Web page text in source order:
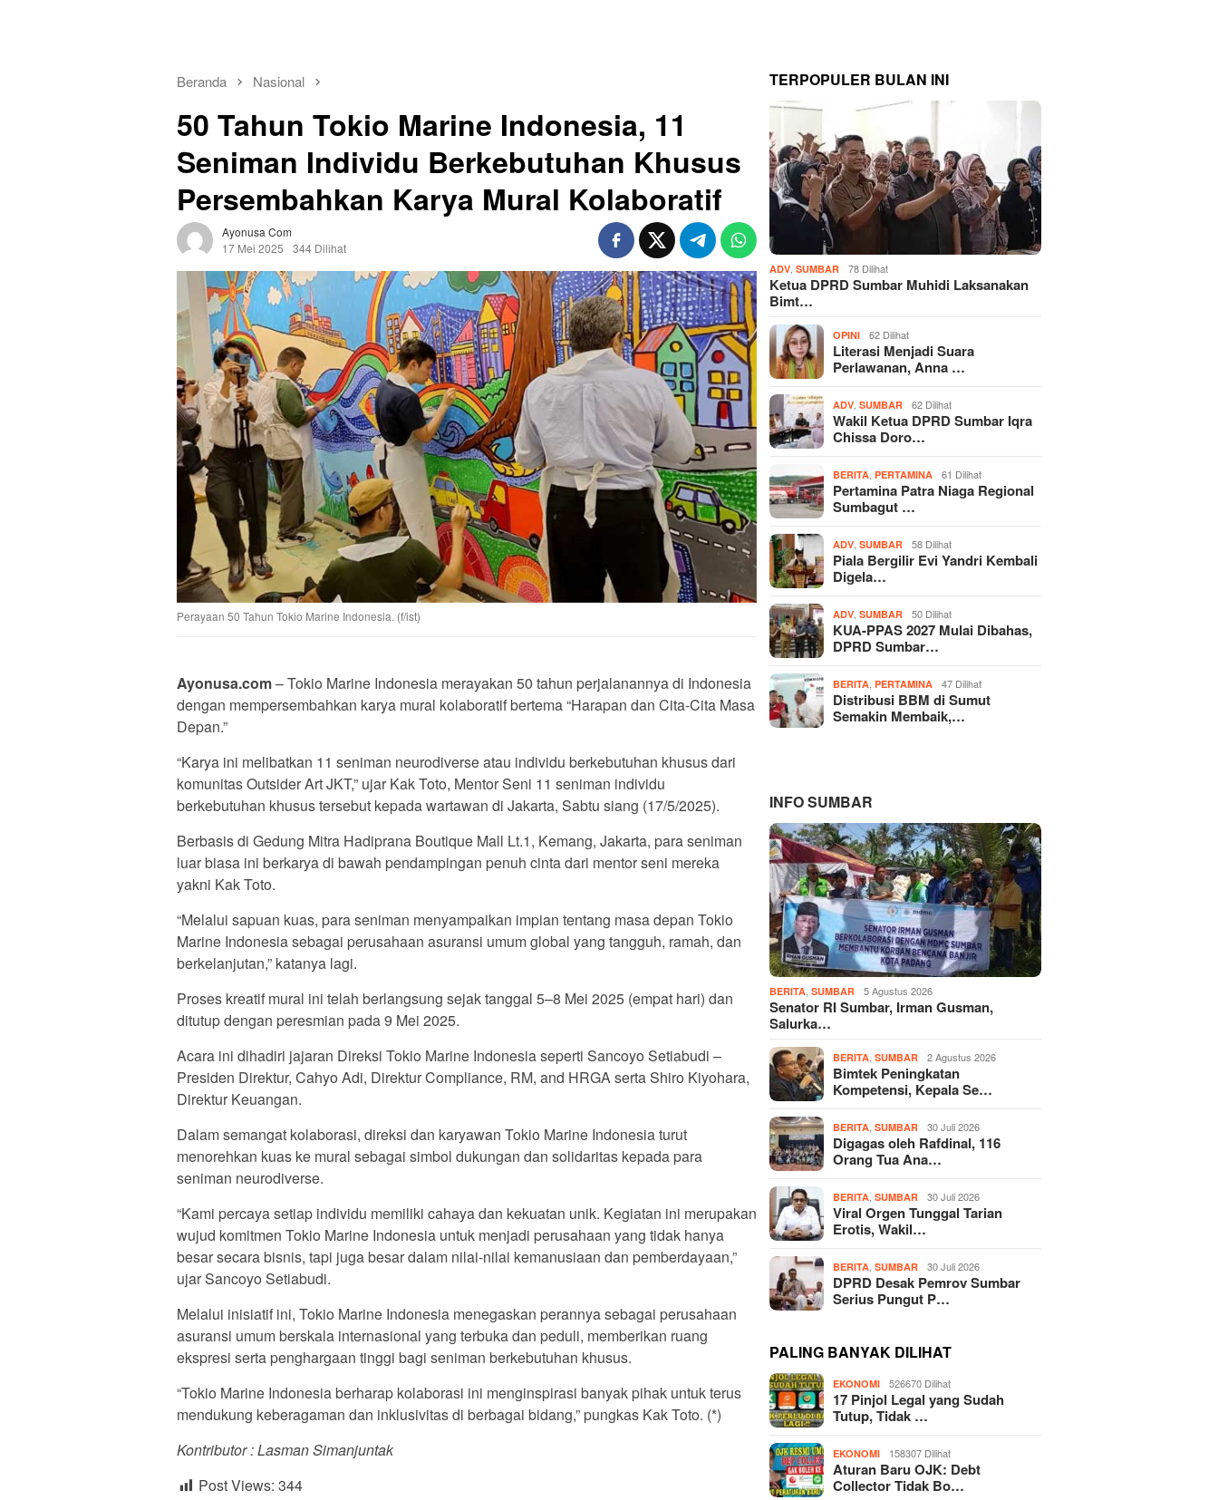
Beranda Nasional
50 Tahun Tokio Marine Indonesia, 11
Seniman Individu Berkebutuhan Khusus
Persembahkan Karya Mural Kolaboratif
Ayonusa Com
17 Mei 2025
344 Dilihat
Perayaan 50 Tahun Tokio Marine Indonesia. (f/ist)
Ayonusa.com– Tokio Marine Indonesia merayakan 50 tahun perjalanannya di Indonesia
dengan mempersembahkan karya mural kolaboratif bertema “Harapan dan Cita-Cita Masa
Depan.”
“Karya ini melibatkan 11 seniman neurodiverse atau individu berkebutuhan khusus dari
komunitas Outsider Art JKT,” ujar Kak Toto, Mentor Seni 11 seniman individu
berkebutuhan khusus tersebut kepada wartawan di Jakarta, Sabtu siang (17/5/2025).
Berbasis di Gedung Mitra Hadiprana Boutique Mall Lt.1, Kemang, Jakarta, para seniman
luar biasa ini berkarya di bawah pendampingan penuh cinta dari mentor seni mereka
yakni Kak Toto.
“Melalui sapuan kuas, para seniman menyampaikan impian tentang masa depan Tokio
Marine Indonesia sebagai perusahaan asuransi umum global yang tangguh, ramah, dan
berkelanjutan,” katanya lagi.
Proses kreatif mural ini telah berlangsung sejak tanggal 5–8 Mei 2025 (empat hari) dan
ditutup dengan peresmian pada 9 Mei 2025.
Acara ini dihadiri jajaran Direksi Tokio Marine Indonesia seperti Sancoyo Setiabudi –
Presiden Direktur, Cahyo Adi, Direktur Compliance, RM, and HRGA serta Shiro Kiyohara,
Direktur Keuangan.
Dalam semangat kolaborasi, direksi dan karyawan Tokio Marine Indonesia turut
menorehkan kuas ke mural sebagai simbol dukungan dan solidaritas kepada para
seniman neurodiverse.
“Kami percaya setiap individu memiliki cahaya dan kekuatan unik. Kegiatan ini merupakan
wujud komitmen Tokio Marine Indonesia untuk menjadi perusahaan yang tidak hanya
besar secara bisnis, tapi juga besar dalam nilai-nilai kemanusiaan dan pemberdayaan,”
ujar Sancoyo Setiabudi.
Melalui inisiatif ini, Tokio Marine Indonesia menegaskan perannya sebagai perusahaan
asuransi umum berskala internasional yang terbuka dan peduli, memberikan ruang
ekspresi serta penghargaan tinggi bagi seniman berkebutuhan khusus.
“Tokio Marine Indonesia berharap kolaborasi ini menginspirasi banyak pihak untuk terus
mendukung keberagaman dan inklusivitas di berbagai bidang,” pungkas Kak Toto. (*)
Kontributor : Lasman Simanjuntak
Post Views: 344
TERPOPULER BULAN INI
ADV ,SUMBAR 78 Dilihat
Ketua DPRD Sumbar Muhidi Laksanakan
Bimt…
OPINI 62 Dilihat
Literasi Menjadi Suara
Perlawanan, Anna …
ADV ,SUMBAR 62 Dilihat
Wakil Ketua DPRD Sumbar Iqra
Chissa Doro…
BERITA ,PERTAMINA 61 Dilihat
Pertamina Patra Niaga Regional
Sumbagut …
ADV ,SUMBAR 58 Dilihat
Piala Bergilir Evi Yandri Kembali
Digela…
ADV ,SUMBAR 50 Dilihat
KUA-PPAS 2027 Mulai Dibahas,
DPRD Sumbar…
BERITA ,PERTAMINA 47 Dilihat
Distribusi BBM di Sumut
Semakin Membaik,…
INFO SUMBAR
BERITA ,SUMBAR 5 Agustus 2026
Senator RI Sumbar, Irman Gusman,
Salurka…
BERITA ,SUMBAR 2 Agustus 2026
Bimtek Peningkatan
Kompetensi, Kepala Se…
BERITA ,SUMBAR 30 Juli 2026
Digagas oleh Rafdinal, 116
Orang Tua Ana…
BERITA ,SUMBAR 30 Juli 2026
Viral Orgen Tunggal Tarian
Erotis, Wakil…
BERITA ,SUMBAR 30 Juli 2026
DPRD Desak Pemrov Sumbar
Serius Pungut P…
PALING BANYAK DILIHAT
EKONOMI 526670 Dilihat
17 Pinjol Legal yang Sudah
Tutup, Tidak …
EKONOMI 158307 Dilihat
Aturan Baru OJK: Debt
Collector Tidak Bo…